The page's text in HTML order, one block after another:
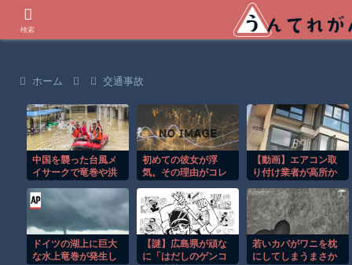
ホーム 交通事故
中国を襲った台風メ
イサークで竜巻や洪
初めての彼女が浮
気。その理由がコレ
【動画】エアコン取
り付け業者が高所か
故。
ドイツの湖上に巨大
な水上竜巻が発生し
【謎】広島県が頑な
に「はだしのゲンコ
若いカバがワニを枕
にしてしまうまさか
検索